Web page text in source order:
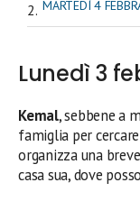
MARTEDÌ 4
Lunedì 3
Kemal, sebbene a
famiglia per
organizza una
casa sua, dove